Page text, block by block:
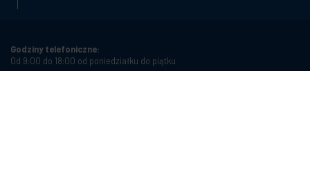
Godziny telefoniczne:
Od 9:00 do 18:00 od poniedziałku do piątku